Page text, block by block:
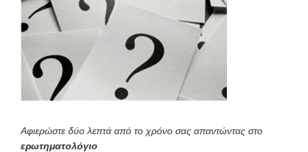
Αφιερώστε δύο λεπτά από το χρόνο σας απαντώντας στο
ερωτηματολόγιο